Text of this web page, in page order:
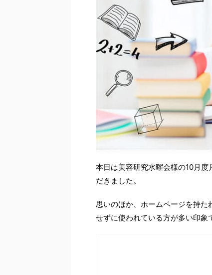
本日は美容研究水曜会様の10月
だきました。
思いのほか、ホームページを持
せずに使われている方が多い印象